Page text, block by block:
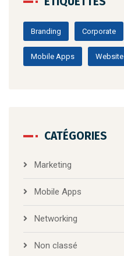
Branding Corporate
Mobile Apps Website
CATÉGORIES
Marketing
Mobile Apps
Networking
Non classé